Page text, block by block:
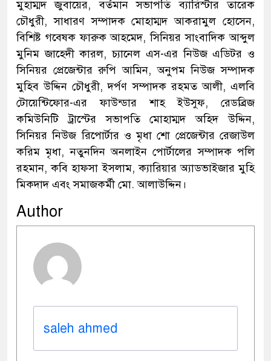
মুহাম্মদ জুবায়ের, বর্তমান সভাপতি ব্যারিস্টার তারেক
চৌধুরী, সাধারণ সম্পাদক মোহাম্মদ আকরামুল হোসেন,
বিশিষ্ট গবেষক ফারুক আহমেদ, সিনিয়র সাংবাদিক আব্দুল
মুনিম জাহেদী কারল, চ্যানেল এস-এর নিউজ এডিটর ও
সিনিয়র প্রেজেন্টার রুপি আমিন, অনুপম নিউজ সম্পাদক
মুহিব উদ্দিন চৌধুরী, দর্পণ সম্পাদক রহমত আলী, এলবি
টোয়েন্টিফোর-এর ফাউন্ডার শাহ ইউসুফ, রেডব্রিজ
কমিউনিটি ট্রাস্টের সভাপতি মোহাম্মদ অহিদ উদ্দিন,
সিনিয়র নিউজ রিপোর্টার ও মৃধা শো প্রেজেন্টার রেজাউল
করিম মৃধা, নতুনদিন অনলাইন পোর্টালের সম্পাদক পলি
রহমান, কবি হাফসা ইসলাম, ক্যারিয়ার অ্যাডভাইজার মুহি
মিকদাদ এবং সমাজকর্মী মো. আলাউদ্দিন।
Author
saleh ahmed